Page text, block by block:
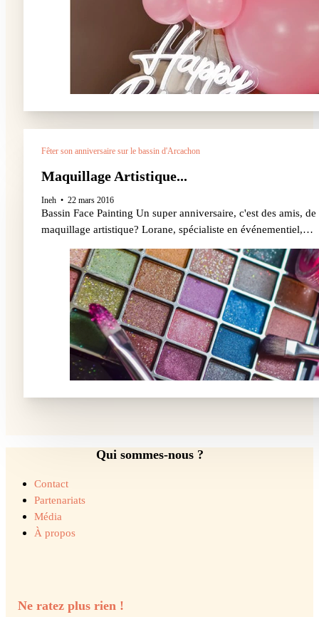
Fêter son anniversaire sur le bassin d'Arcachon
Maquillage Artistique...
Ineh 22 mars 2016
Bassin Face Painting Un super anniversaire, c'est des amis,
maquillage artistique? Lorane, spécialiste en événementiel,…
Qui sommes-nous ?
Contact
Partenariats
Média
À propos
Ne ratez plus rien !